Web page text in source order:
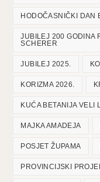
HODOČASNIČKI DAN
JUBILEJ 200 GODINA
SCHERER
JUBILEJ 2025.
KORIZMA 2026.
KUĆA BETANIJA VELI
MAJKA AMADEJA
POSJET ŽUPAMA
PROVINCIJSKI